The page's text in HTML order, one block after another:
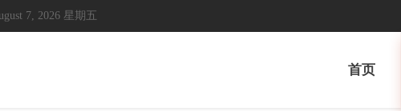
7, 2026 星期五
首页